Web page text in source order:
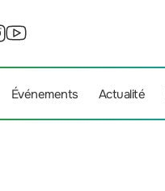
Événements Actualité